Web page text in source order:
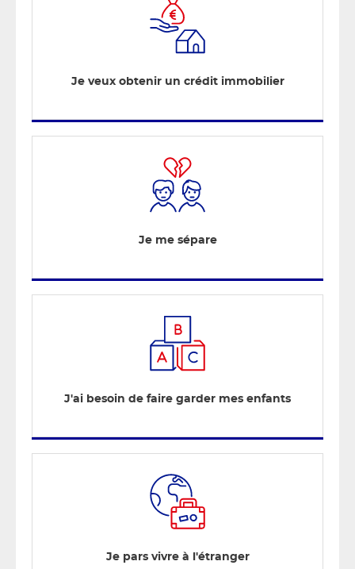
Je veux obtenir un crédit immobilier
Je me sépare
J'ai besoin de faire garder mes enfants
Je pars vivre à l'étranger